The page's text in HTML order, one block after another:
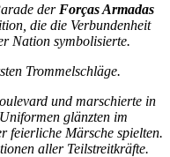
der Forças Armadas
die die Verbundenheit
Nation symbolisierte.
Trommelschläge.
und marschierte in
glänzten im
feierliche Märsche spielten.
aller Teilstreitkräfte.